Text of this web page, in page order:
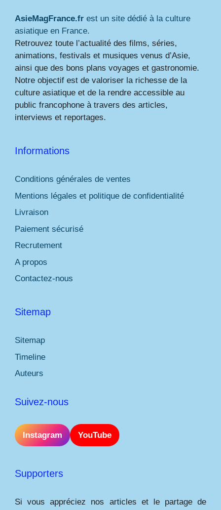
AsieMagFrance.fr est un site dédié à la culture
asiatique en France.
Retrouvez toute l’actualité des films, séries,
animations, festivals et musiques venus d’Asie,
ainsi que des bons plans voyages et gastronomie.
Notre objectif est de valoriser la richesse de la
culture asiatique et de la rendre accessible au
public francophone à travers des articles,
interviews et reportages.
Informations
Conditions générales de ventes
Mentions légales et politique de confidentialité
Livraison
Paiement sécurisé
Recrutement
A propos
Contactez-nous
Sitemap
Sitemap
Timeline
Auteurs
Suivez-nous
Instagram YouTube
Supporters
Si vous appréciez nos articles et le partage de